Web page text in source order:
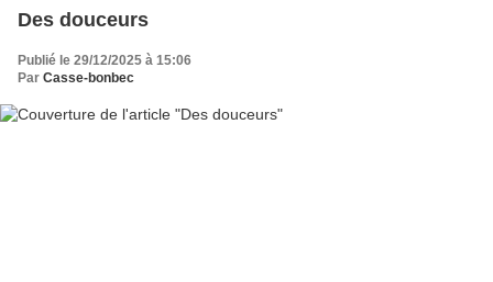
Des douceurs
Publié le 29/12/2025 à 15:06
Par Casse-bonbec